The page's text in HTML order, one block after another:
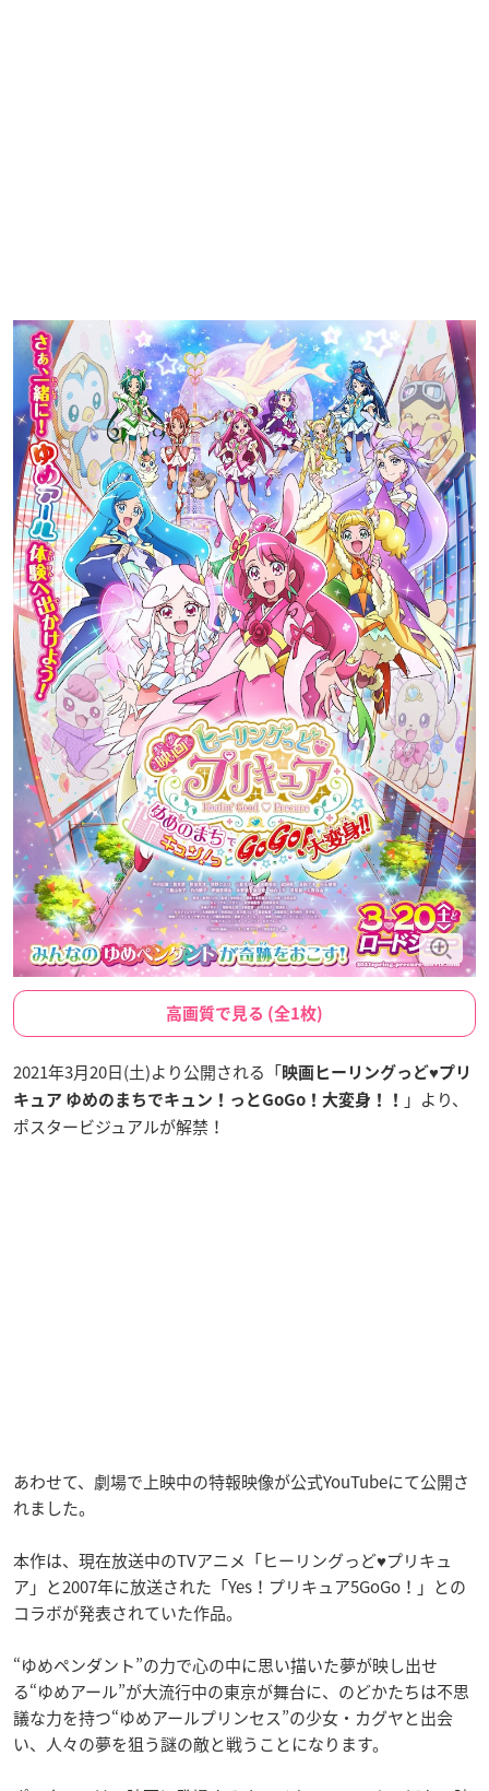
高画質で見る (全1枚)
2021年3月20日(土)より公開される「映画ヒーリングっど♥プリ
キュア ゆめのまちでキュン！っとGoGo！大変身！！
」より、
ポスタービジュアルが解禁！
あわせて、劇場で上映中の特報映像が公式YouTubeにて公開さ
れました。
本作は、現在放送中のTVアニメ「ヒーリングっど♥プリキュ
ア」と2007年に放送された「Yes！プリキュア5GoGo！」との
コラボが発表されていた作品。
“ゆめペンダント”の力で心の中に思い描いた夢が映し出せ
る“ゆめアール”が大流行中の東京が舞台に、のどかたちは不思
議な力を持つ“ゆめアールプリンセス”の少女・カグヤと出会
い、人々の夢を狙う謎の敵と戦うことになります。